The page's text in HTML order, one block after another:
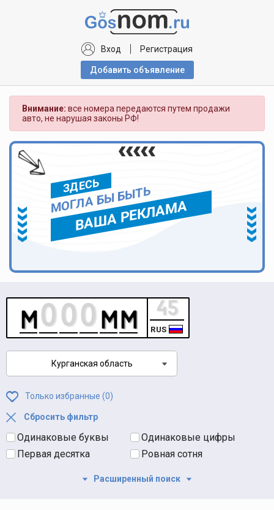
Вход Регистрация
Добавить объявлениe
Внимание: все номера передаются путем продажи
авто, не нарушая законы РФ!
ЗДЕСЬ
МОГЛА БЫ БЫТЬ
ВАША РЕКЛАМА
RUS
Курганская область
Только избранные (0)
Сбросить фильтр
Одинаковые буквы
Одинаковые цифры
Первая десятка
Ровная сотня
Расширенный поиск